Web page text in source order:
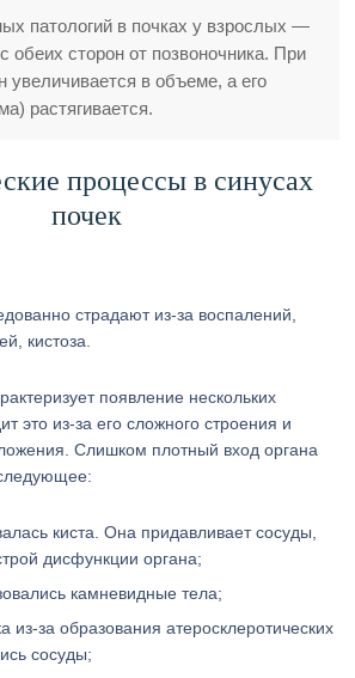
патологий в почках у взрослых —
обеих сторон от позвоночника. При
увеличивается в объеме, а его
растягивается.
процессы в синусах
почек
страдают из-за воспалений,
кистоза.
появление нескольких
это из-за его сложного строения и
Слишком плотный вход органа
киста. Она придавливает сосуды,
дисфункции органа;
камневидные тела;
из-за образования атеросклеротических
сосуды;